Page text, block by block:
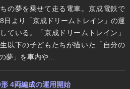
の夢を乗せて走る電車。京成電鉄で
日より「京成ドリームトレイン」の運
ている。「京成ドリームトレイン」
以下の子どもたちが描いた「自分の
夢」を車内や...
4両編成の運用開始